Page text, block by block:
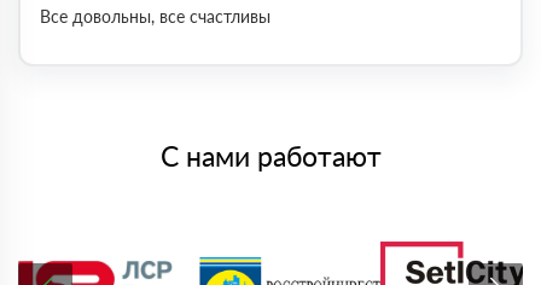
Все довольны, все счастливы
С нами работают